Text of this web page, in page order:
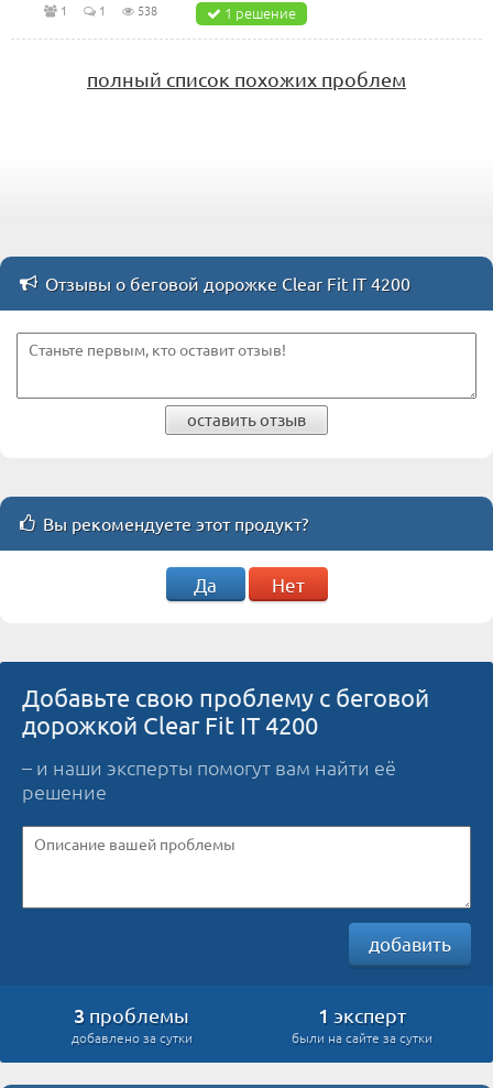
1 1 538 1 решение
полный список похожих проблем
Отзывы о беговой дорожке Clear Fit IT 4200
оставить отзыв
Вы рекомендуете этот продукт?
Да Нет
Добавьте свою проблему с беговой
дорожкой Clear Fit IT 4200
– и наши эксперты помогут вам найти её
решение
добавить
3 проблемы
добавлено за сутки
1 эксперт
были на сайте за сутки